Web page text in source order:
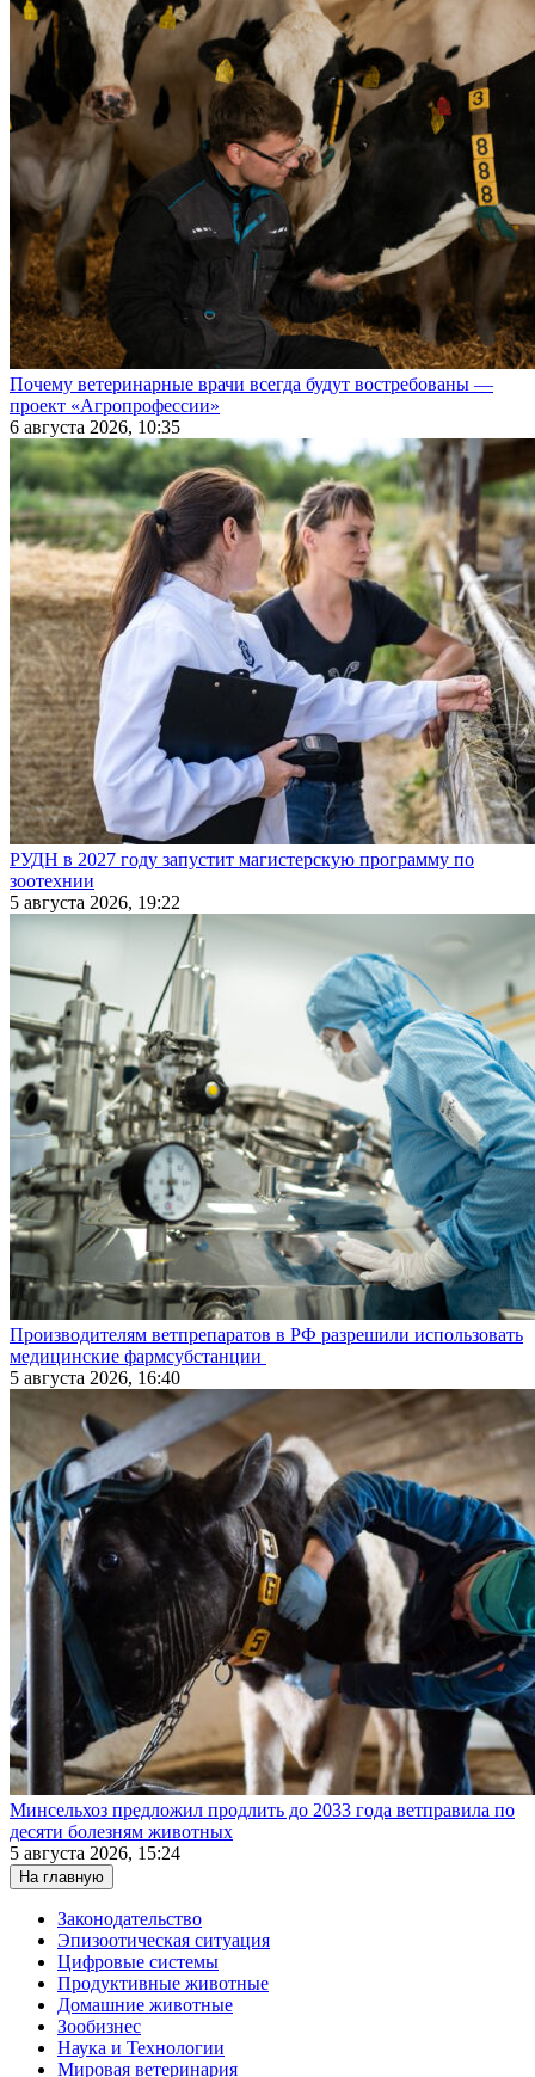
Почему ветеринарные врачи всегда будут востребованы —
проект «Агропрофессии»
6 августа 2026, 10:35
РУДН в 2027 году запустит магистерскую программу по
зоотехнии
5 августа 2026, 19:22
Производителям ветпрепаратов в РФ разрешили использовать
медицинские фармсубстанции
5 августа 2026, 16:40
Минсельхоз предложил продлить до 2033 года ветправила по
десяти болезням животных
5 августа 2026, 15:24
На главную
Законодательство
Эпизоотическая ситуация
Цифровые системы
Продуктивные животные
Домашние животные
Зообизнес
Наука и Технологии
Мировая ветеринария